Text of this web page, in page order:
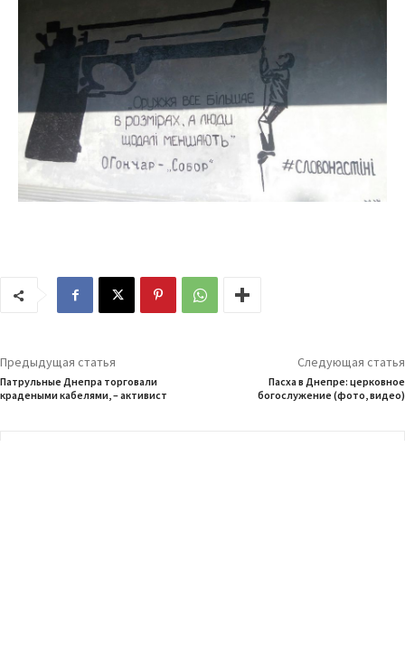
Предыдущая статья
Патрульные Днепра торговали
крадеными кабелями, – активист
Следующая статья
Пасха в Днепре: церковное
богослужение (фото, видео)